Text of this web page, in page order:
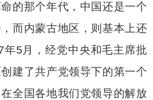
的那个年代，中国还是一个
而内蒙古地区，则基本上还
年5月，经党中央和毛主席批
建了共产党领导下的第一个
全国各地我们党领导的解放